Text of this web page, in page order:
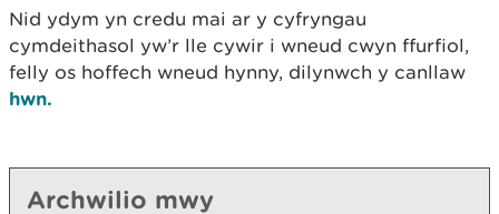
Nid ydym yn credu mai ar y cyfryngau
cymdeithasol yw’r lle cywir i wneud cwyn ffurfiol,
felly os hoffech wneud hynny, dilynwch y canllaw
hwn.
Archwilio mwy